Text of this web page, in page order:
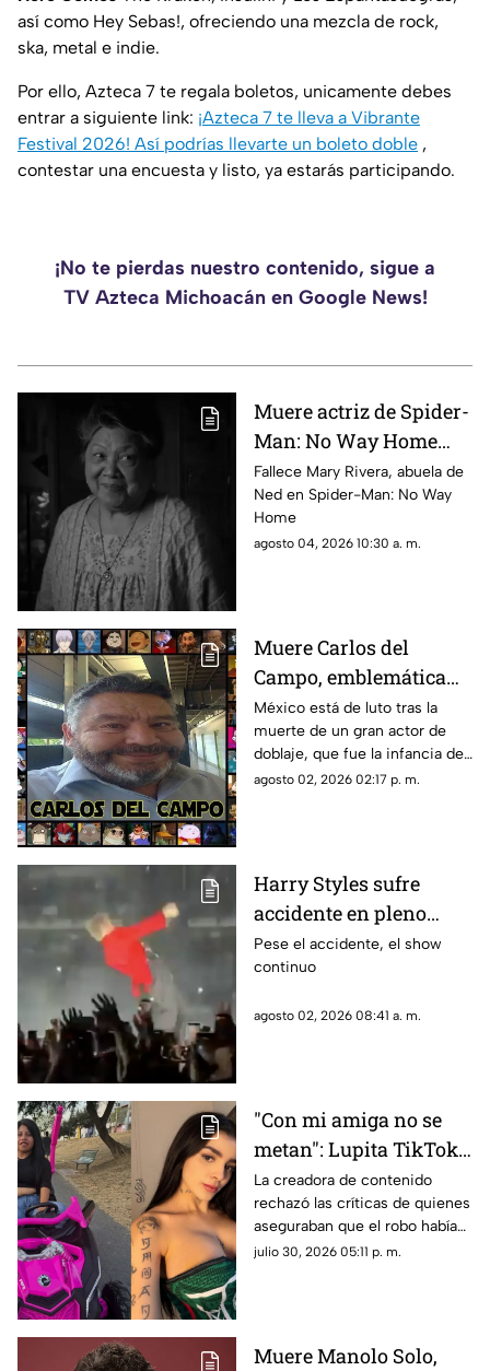
así como Hey Sebas!, ofreciendo una mezcla de rock,
ska, metal e indie.
Por ello, Azteca 7 te regala boletos, unicamente debes
entrar a siguiente link: ¡Azteca 7 te lleva a Vibrante
Festival 2026! Así podrías llevarte un boleto doble ,
contestar una encuesta y listo, ya estarás participando.
¡No te pierdas nuestro contenido, sigue a
TV Azteca Michoacán en Google News!
Muere actriz de Spider-
Man: No Way Home
por derrame cerebral
Fallece Mary Rivera, abuela de
Ned en Spider-Man: No Way
Home
agosto 04, 2026 10:30 a. m.
Muere Carlos del
Campo, emblemática
voz del doblaje
mexicano, a los 68 años
México está de luto tras la
muerte de un gran actor de
doblaje, que fue la infancia de
muchos
agosto 02, 2026 02:17 p. m.
Harry Styles sufre
accidente en pleno
concierto tras intensa
lluvia en la CDMX
Pese el accidente, el show
continuo
agosto 02, 2026 08:41 a. m.
"Con mi amiga no se
metan": Lupita TikTok
sale en defensa de
Karely Ruiz tras robo
La creadora de contenido
rechazó las críticas de quienes
aseguraban que el robo había
sido un montaje para llamar la
julio 30, 2026 05:11 p. m.
Muere Manolo Solo,